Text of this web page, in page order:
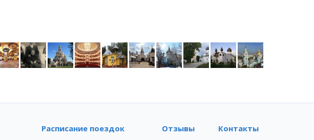
Расписание поездок Отзывы Контакты